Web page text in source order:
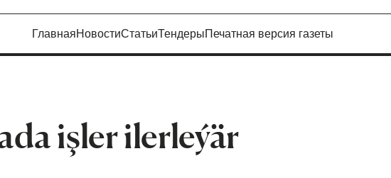
ГлавнаяНовостиСтатьиТендерыПечатная версия газеты
işler ilerleýär